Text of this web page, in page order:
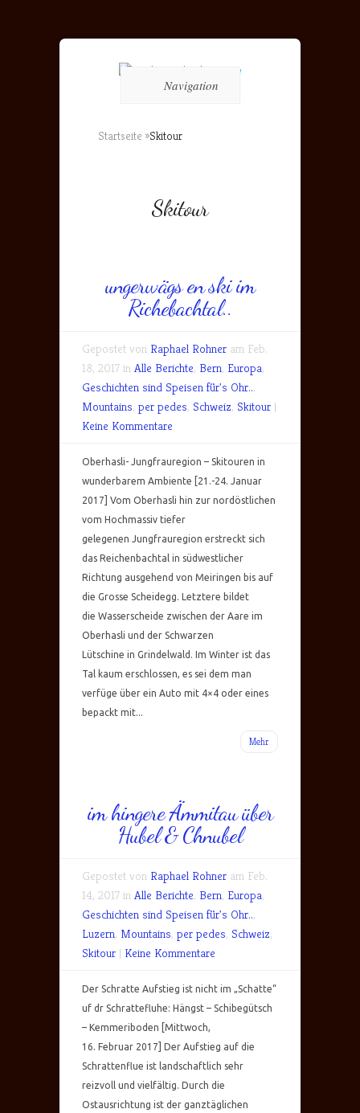
Navigation
Startseite »Skitour
Skitour
ungerwägs en ski im
Richebachtal..
Gepostet von Raphael Rohner am Feb.
18, 2017 in Alle Berichte, Bern, Europa,
Geschichten sind Speisen für's Ohr..,
Mountains, per pedes, Schweiz, Skitour |
Keine Kommentare
Oberhasli- Jungfrauregion – Skitouren in
wunderbarem Ambiente [21.-24. Januar
2017] Vom Oberhasli hin zur nordöstlichen
vom Hochmassiv tiefer
gelegenen Jungfrauregion erstreckt sich
das Reichenbachtal in südwestlicher
Richtung ausgehend von Meiringen bis auf
die Grosse Scheidegg. Letztere bildet
die Wasserscheide zwischen der Aare im
Oberhasli und der Schwarzen
Lütschine in Grindelwald. Im Winter ist das
Tal kaum erschlossen, es sei dem man
verfüge über ein Auto mit 4×4 oder eines
bepackt mit...
Mehr
im hingere Ämmitau über
Hubel & Chnubel
Gepostet von Raphael Rohner am Feb.
14, 2017 in Alle Berichte, Bern, Europa,
Geschichten sind Speisen für's Ohr..,
Luzern, Mountains, per pedes, Schweiz,
Skitour | Keine Kommentare
Der Schratte Aufstieg ist nicht im „Schatte“
uf dr Schrattefluhe: Hängst – Schibegütsch
– Kemmeriboden [Mittwoch,
16. Februar 2017] Der Aufstieg auf die
Schrattenflue ist landschaftlich sehr
reizvoll und vielfältig. Durch die
Ostausrichtung ist der ganztäglichen